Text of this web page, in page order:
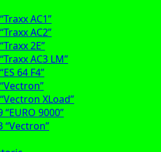
AC1”
AC2”
2E”
AC3 LM”
64 F4”
XLoad”
“EURO 9000”
“Vectron”